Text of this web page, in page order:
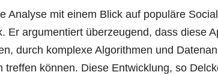
Analyse mit einem Blick auf populäre
Er argumentiert überzeugend, dass diese
durch komplexe Algorithmen und
treffen können. Diese Entwicklung, so